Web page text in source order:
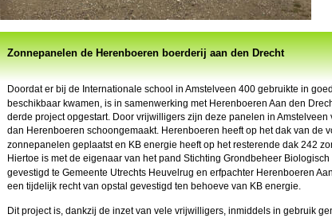
Zonnepanelen de Herenboeren boerderij aan den Drecht
Doordat er bij de Internationale school in Amstelveen 400 gebruikte in
beschikbaar kwamen, is in samenwerking met Herenboeren Aan den
derde project opgestart. Door vrijwilligers zijn deze panelen in
dan Herenboeren schoongemaakt. Herenboeren heeft op het dak van de
zonnepanelen geplaatst en KB energie heeft op het resterende dak 242
Hiertoe is met de eigenaar van het pand Stichting Grondbeheer
gevestigd te Gemeente Utrechts Heuvelrug en erfpachter Herenboeren
een tijdelijk recht van opstal gevestigd ten behoeve van KB energie.
Dit project is, dankzij de inzet van vele vrijwilligers, inmiddels in gebruik